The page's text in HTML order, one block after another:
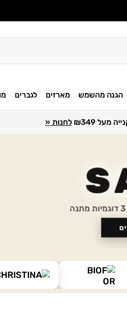
הגנה מהשמש מארזים לגברים
מעל ₪349 לחנות «